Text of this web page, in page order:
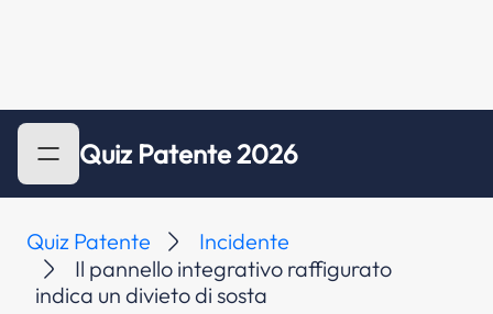
Quiz Patente 2026
Quiz Patente
Incidente
Il pannello integrativo raffigurato
indica un divieto di sosta